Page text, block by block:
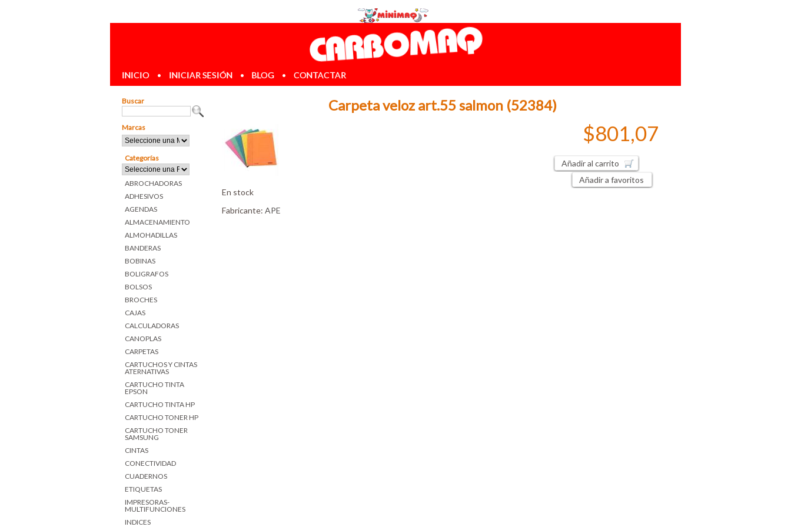
INICIO • INICIAR SESIÓN • BLOG • CONTACTAR
Buscar
Marcas
Categorías
ABROCHADORAS
ADHESIVOS
AGENDAS
ALMACENAMIENTO
ALMOHADILLAS
BANDERAS
BOBINAS
BOLIGRAFOS
BOLSOS
BROCHES
CAJAS
CALCULADORAS
CANOPLAS
CARPETAS
CARTUCHOS Y CINTAS
ATERNATIVAS
CARTUCHO TINTA
EPSON
CARTUCHO TINTA HP
CARTUCHO TONER HP
CARTUCHO TONER
SAMSUNG
CINTAS
CONECTIVIDAD
CUADERNOS
ETIQUETAS
IMPRESORAS-
MULTIFUNCIONES
INDICES
Carpeta veloz art.55 salmon (52384)
$801,07
Añadir al carrito
Añadir a favoritos
En stock
Fabricante: APE